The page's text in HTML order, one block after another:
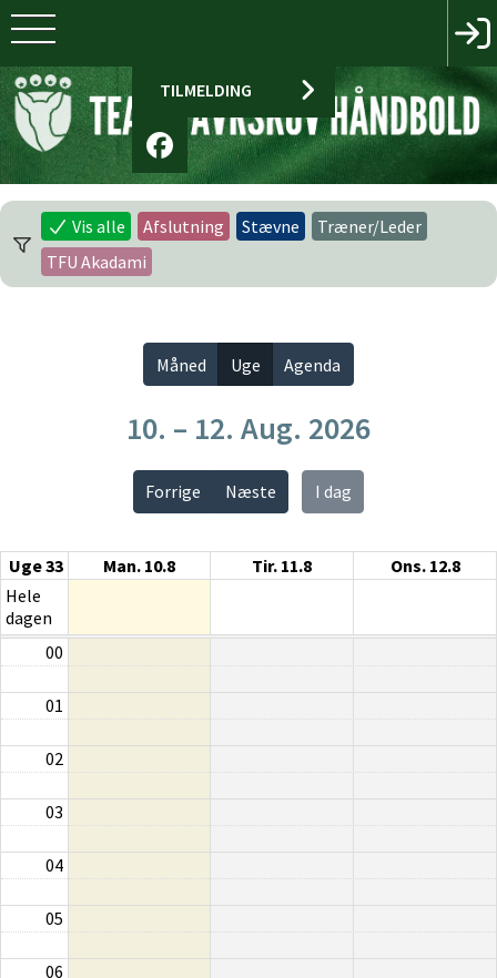
TILMELDING
Vis alle Afslutning Stævne
Træner/Leder
TFU Akadami
Forrige Næste I dag
10. – 12. Aug. 2026
Måned Uge Agenda
Uge 33 Man. 10.8 Tir. 11.8
Ons. 12.8
Hele
dagen
00
01
02
03
04
05
06